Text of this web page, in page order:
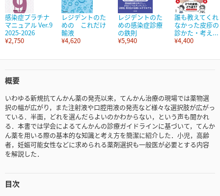
感染症プラチナ
マニュアル Ver.9
2025-2026
¥2,750
レジデントのた
めの これだけ
輸液
¥4,620
レジデントのた
めの感染症診療
の鉄則
¥5,940
誰も教えてくれ
なかった皮疹の
診かた・考え...
¥4,400
概要
いわゆる新規抗てんかん薬の発売以来，てんかん治療の現場では薬物選
択の幅が広がり，また注射液や口腔用液の発売など様々な選択肢が広がっ
ている．半面，どれを選んだらよいのかわからない，という声も聞かれ
る．本書では学会によるてんかんの診療ガイドラインに基づいて，てんか
ん薬を用いる際の基本的な知識と考え方を簡潔に紹介した．小児，高齢
者，妊娠可能女性などに求められる薬剤選択も一般医が必要とする内容
を解説した．
目次